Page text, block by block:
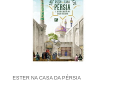
ESTER NA CASA DA PÉRSIA